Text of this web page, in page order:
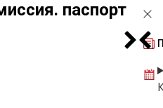
паспорт